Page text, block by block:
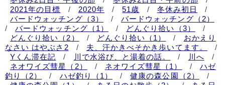
2021年の目標
/ 2020年 / 51歳 / 冬休み初日
/
バードウォッチング（3）
/
バードウォッチング（2）
/
バードウォッチング（1） / どんぐり拾い（3）
/
どんぐり拾い（2）
/ どんぐり拾い（1） /
おかえり
なさい はやぶさ2
/ 夫、汗かきべそかき歩いてます。
/
Yくん滞在記
/ 川で水浴び、と湯着の話。 / 川へ
/
ネオワイズ彗星（2）
/ ネオワイズ彗星（1） /
ハゼ
釣り（2）
/ ハゼ釣り（1） / 健康の森公園（2）
/